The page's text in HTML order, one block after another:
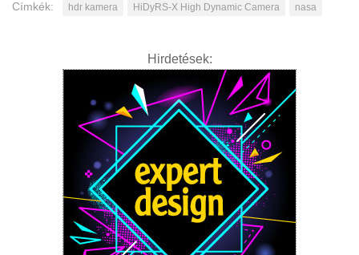
Címkék: hdr kamera HiDyRS-X High Dynamic Camera nasa
Hirdetések: